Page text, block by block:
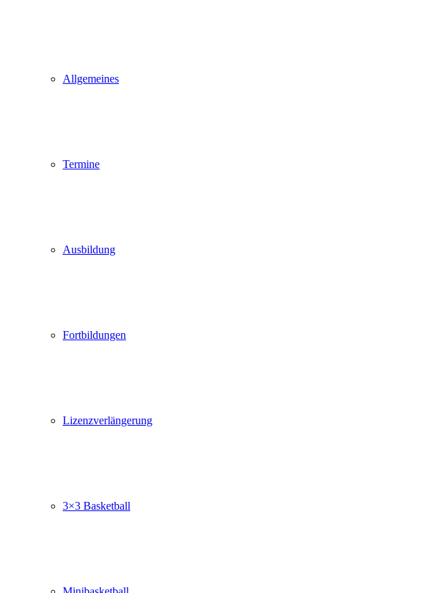
Allgemeines
Termine
Ausbildung
Fortbildungen
Lizenzverlängerung
3×3 Basketball